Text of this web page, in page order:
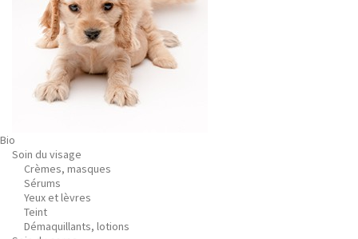
Bio
Soin du visage
Crèmes, masques
Sérums
Yeux et lèvres
Teint
Démaquillants, lotions